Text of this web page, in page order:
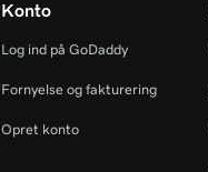
Konto
Log ind på GoDaddy
Fornyelse og fakturering
Opret konto